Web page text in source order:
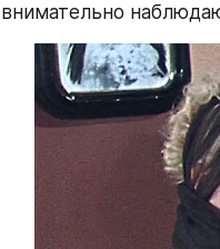
внимательно